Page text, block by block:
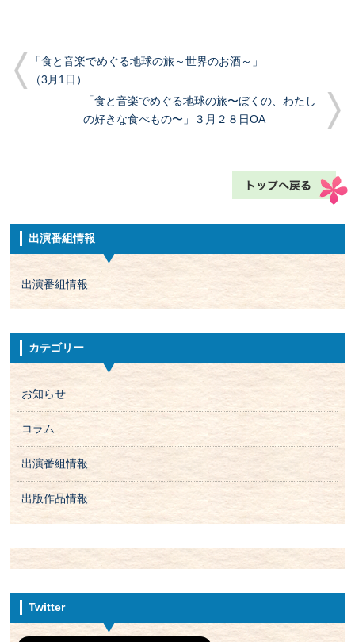
「食と音楽でめぐる地球の旅～世界のお酒～」
（3月1日）
「食と音楽でめぐる地球の旅〜ぼくの、わたし
の好きな食べもの〜」３月２８日OA
出演番組情報
出演番組情報
カテゴリー
お知らせ
コラム
出演番組情報
出版作品情報
Twitter